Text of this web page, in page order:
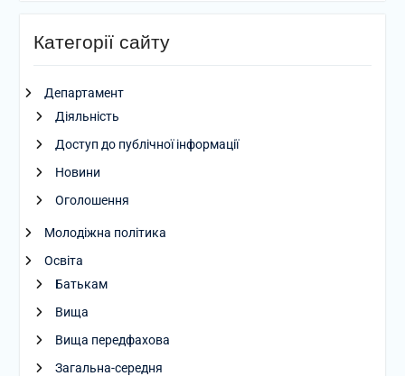
Категорії сайту
Департамент
Діяльність
Доступ до публічної інформації
Новини
Оголошення
Молодіжна політика
Освіта
Батькам
Вища
Вища передфахова
Загальна-середня